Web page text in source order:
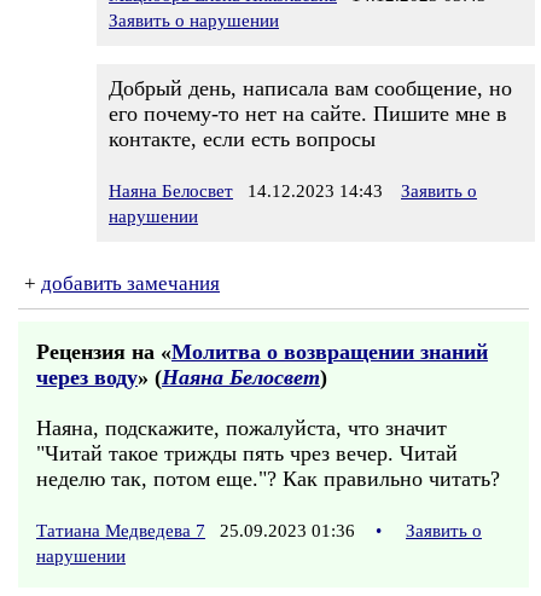
Заявить о нарушении
Добрый день, написала вам сообщение, но
его почему-то нет на сайте. Пишите мне в
контакте, если есть вопросы
Наяна Белосвет 14.12.2023 14:43
Заявить о
нарушении
+ добавить замечания
Рецензия на «Молитва о возвращении знаний
через воду» (Наяна Белосвет)
Наяна, подскажите, пожалуйста, что значит
"Читай такое трижды пять чрез вечер. Читай
неделю так, потом еще."? Как правильно читать?
Татиана Медведева 7 25.09.2023 01:36 •
Заявить о
нарушении